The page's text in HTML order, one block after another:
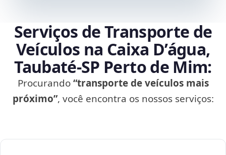
Serviços de Transporte de
Veículos na Caixa D’água,
Taubaté‑SP Perto de Mim:
Procurando“transporte de veículos mais
próximo”, você encontra os nossos serviços: